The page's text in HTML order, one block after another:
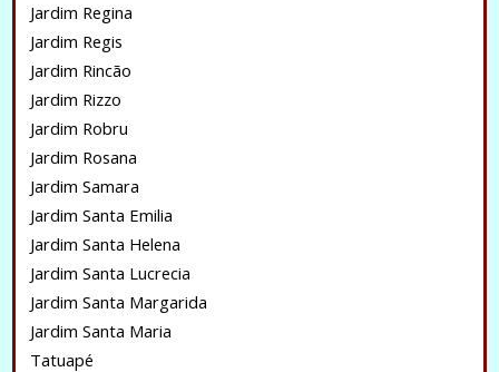
Jardim Regina
Jardim Regis
Jardim Rincão
Jardim Rizzo
Jardim Robru
Jardim Rosana
Jardim Samara
Jardim Santa Emilia
Jardim Santa Helena
Jardim Santa Lucrecia
Jardim Santa Margarida
Jardim Santa Maria
Tatuapé